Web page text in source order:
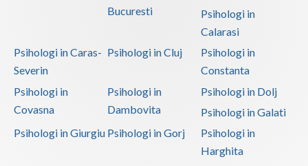
Bucuresti
Psihologi in
Calarasi
Psihologi in Caras-
Severin
Psihologi in Cluj
Psihologi in
Constanta
Psihologi in
Covasna
Psihologi in
Dambovita
Psihologi in Dolj
Psihologi in Galati
Psihologi in Giurgiu Psihologi in Gorj
Psihologi in
Harghita